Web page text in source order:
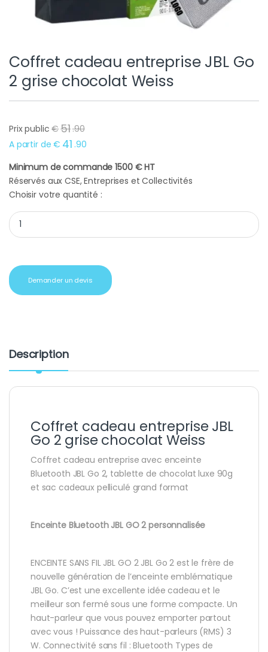
Coffret cadeau entreprise JBL Go
2 grise chocolat Weiss
Prix public €51.90
A partir de € 41 .90
Minimum de commande 1500 € HT
Réservés aux CSE, Entreprises et Collectivités
Choisir votre quantité :
Coffret cadeau entreprise JBL Go 2 grise chocolat Weiss
Demander un devis
Description
Coffret cadeau entreprise JBL
Go 2 grise chocolat Weiss
Coffret cadeau entreprise avec enceinte
Bluetooth JBL Go 2, tablette de chocolat luxe 90g
et sac cadeaux pelliculé grand format
Enceinte Bluetooth JBL GO 2 personnalisée
ENCEINTE SANS FIL JBL GO 2 JBL Go 2 est le frère de
nouvelle génération de l’enceinte emblématique
JBL Go. C’est une excellente idée cadeau et le
meilleur son fermé sous une forme compacte. Un
haut-parleur que vous pouvez emporter partout
avec vous ! Puissance des haut-parleurs (RMS) 3
W. Connectivité sans fil : Bluetooth Types de